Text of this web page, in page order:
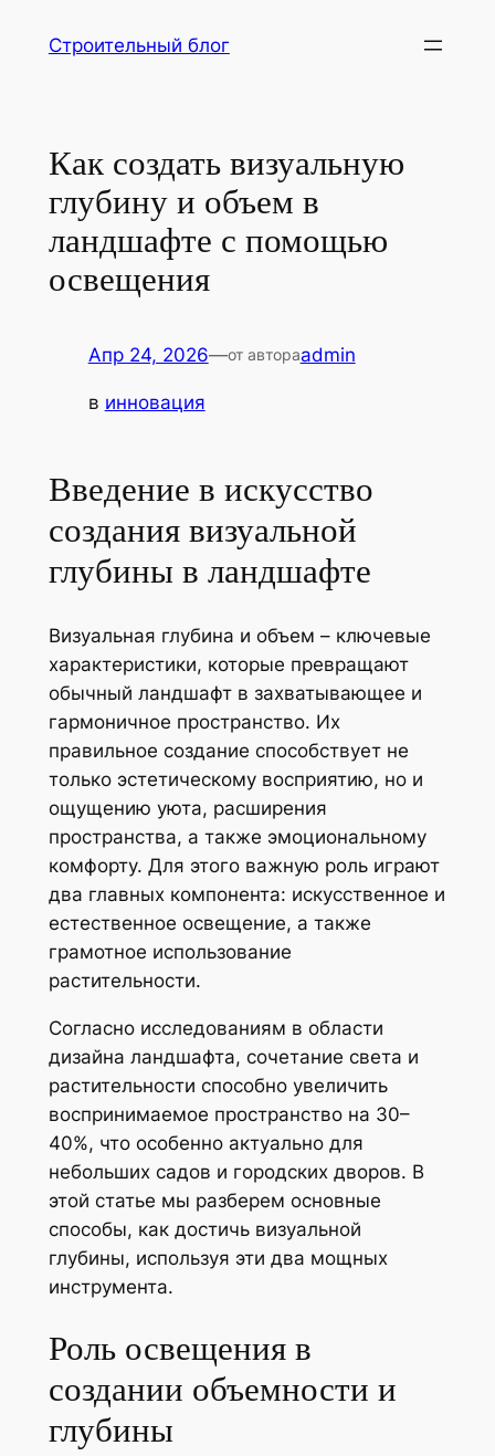
Строительный блог
Как создать визуальную
глубину и объем в
ландшафте с помощью
освещения
Апр 24, 2026—от автораadmin
в инновация
Введение в искусство
создания визуальной
глубины в ландшафте
Визуальная глубина и объем – ключевые
характеристики, которые превращают
обычный ландшафт в захватывающее и
гармоничное пространство. Их
правильное создание способствует не
только эстетическому восприятию, но и
ощущению уюта, расширения
пространства, а также эмоциональному
комфорту. Для этого важную роль играют
два главных компонента: искусственное и
естественное освещение, а также
грамотное использование
растительности.
Согласно исследованиям в области
дизайна ландшафта, сочетание света и
растительности способно увеличить
воспринимаемое пространство на 30–
40%, что особенно актуально для
небольших садов и городских дворов. В
этой статье мы разберем основные
способы, как достичь визуальной
глубины, используя эти два мощных
инструмента.
Роль освещения в
создании объемности и
глубины